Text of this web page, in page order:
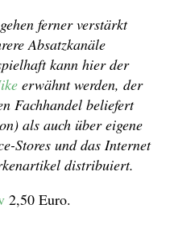
ferner verstärkt
Absatzkanäle
kann hier der
erwähnt werden, der
Fachhandel beliefert
als auch über eigene
Stores und das Internet
distribuiert.
2,50 Euro.